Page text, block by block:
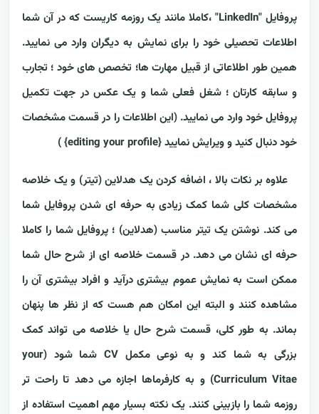
پروفایل "LinkedIn" ،کاملا مانند یک روزمه کاریست که در آن شما
اطلاعات تحصیلی خود را برای نمایش به دیگران وارد می نمایید.
همین طور اطلاعاتی از قبیل مهارت ها؛ تخصص های خود ؛ تجارب
و سابقه کارتان ؛ شغل فعلی شما و یک عکس در جهت تکمیل
پروفایل خود وارد می نمایید. (این اطلاعات را در قسمت مشخصات
خود دنبال کنید و ویرایش نمایید {editing your profile} )
علاوه بر نکات بالا ، اضافه کردن یک هدلاین (تیتر) و یک خلاصه
مشخصات کلی شما کمک زیادی به حرفه ای شدن پروفایل شما
می کند. نوشتن یک تیتر مناسب (هدلاین) ؛ پروفایل شما را کاملا
حرفه ای نشان می دهد. در قسمت خلاصه ای از شرح حال شما
ممکن است به نمایش عموم بیشتری درآید و افراد بیشتری آن را
مشاهده کنند و البته این امکان هم هست که از نظر ها پنهان
بماند. به طور کلی، قسمت شرح حال یا خلاصه می تواند کمک
بزرگی به شما کند و به نوعی مکمل CV شما شود (your
Curriculum Vitae) و به کارفرماها اجازه می دهد تا راحت تر
روزمه شما را بازبینی کنند. یک نکته بسیارمهم اهمیت استفاده از